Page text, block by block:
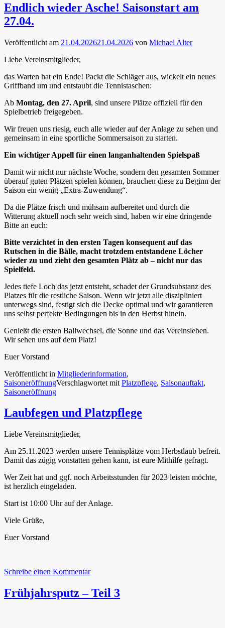
Endlich wieder Asche! Saisonstart am
27.04.
Veröffentlicht am 21.04.202621.04.2026 von Michael Alter
Liebe Vereinsmitglieder,
das Warten hat ein Ende! Packt die Schläger aus, wickelt ein neues
Griffband um und entstaubt die Tennistaschen:
Ab Montag, den 27. April, sind unsere Plätze offiziell für den
Spielbetrieb freigegeben.
Wir freuen uns riesig, euch alle wieder auf der Anlage zu sehen und
gemeinsam in eine sportliche Sommersaison zu starten.
Ein wichtiger Appell für einen langanhaltenden Spielspaß
Damit wir nicht nur nächste Woche, sondern den gesamten Sommer
überauf guten Plätzen spielen können, brauchen diese zu Beginn der
Saison ein wenig „Extra-Zuwendung“.
Da die Plätze frisch und mühsam aufbereitet und durch die
Witterung aktuell noch sehr weich sind, haben wir eine dringende
Bitte an euch:
Bitte verzichtet in den ersten Tagen konsequent auf das
Rutschen in die Bälle, macht trotzdem entstandene Löcher
wieder zu und zieht den gesamten Plätz ab – nicht nur das
Spielfeld.
Jedes tiefe Loch das jetzt entsteht, schadet der Grundsubstanz des
Platzes für die restliche Saison. Wenn wir jetzt alle diszipliniert
unterwegs sind, festigt sich die Decke optimal und wir garantieren
uns selbst perfekte Bedingungen bis in den Herbst hinein.
Genießt die ersten Ballwechsel, die Sonne und das Vereinsleben.
Wir sehen uns auf dem Platz!
Euer Vorstand
Veröffentlicht in Mitgliederinformation,
SaisoneröffnungVerschlagwortet mit Platzpflege, Saisonauftakt,
Saisoneröffnung
Laubfegen und Platzpflege
Liebe Vereinsmitglieder,
Am 25.11.2023 werden unsere Tennisplätze vom Herbstlaub befreit.
Damit das zügig vonstatten gehen kann, ist eure Mithilfe gefragt.
Wer Zeit hat und ggf. noch Arbeitsstunden für 2023 leisten möchte,
ist herzlich eingeladen.
Start ist 10:00 Uhr auf der Anlage.
Viele Grüße,
Euer Vorstand
Schreibe einen Kommentarzu
und
Platzpflege
Frühjahrsputz – Teil 3